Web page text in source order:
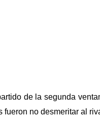
de la segunda
no desmeritar al